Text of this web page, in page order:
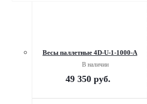
Весы паллетные 4D-U-1-1000-A
В наличии
49 350 руб.